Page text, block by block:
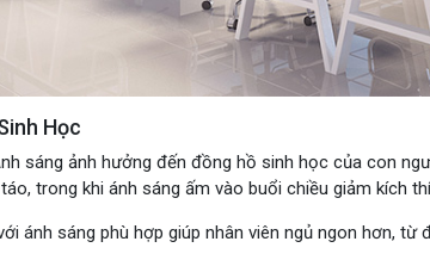
Học
sáng ảnh hưởng đến đồng hồ sinh học của con
trong khi ánh sáng ấm vào buổi chiều giảm kích
ánh sáng phù hợp giúp nhân viên ngủ ngon hơn,